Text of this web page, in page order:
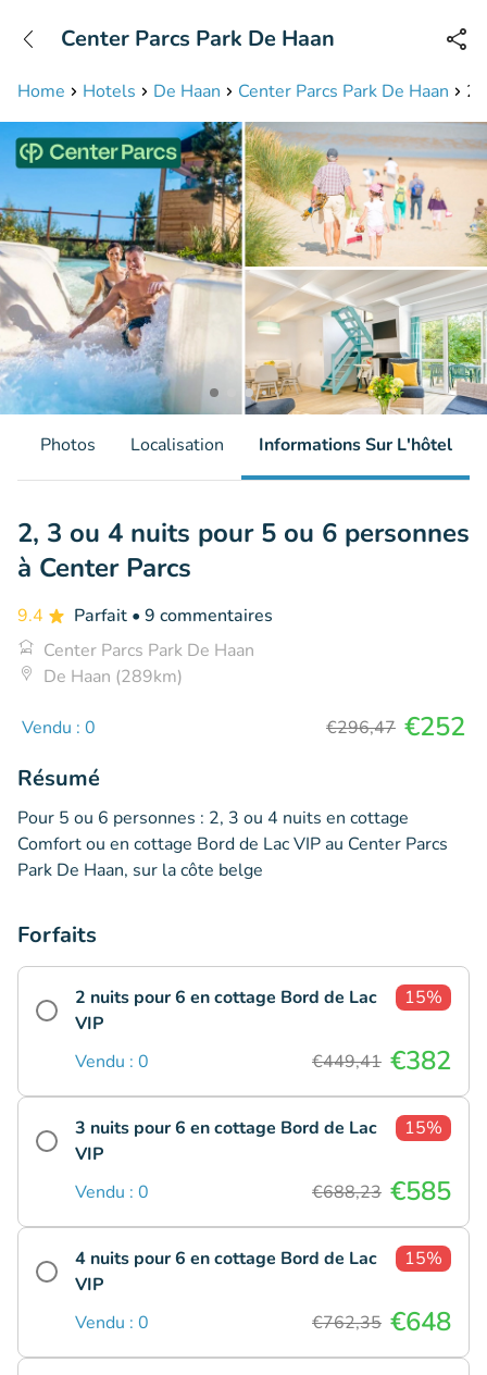
Disponible jusqu'à 23:00 heures
Home Hotels De Haan Center Parcs Park De Haan 2,
Center Parcs Park De Haan
Photos Localisation Informations Sur L'hôtel
2, 3 ou 4 nuits pour 5 ou 6 personnes
à Center Parcs
9.4 Parfait • 9 commentaires
Center Parcs Park De Haan
De Haan (289km)
Vendu : 0 €296,47 €252
Résumé
Pour 5 ou 6 personnes : 2, 3 ou 4 nuits en cottage
Comfort ou en cottage Bord de Lac VIP au Center Parcs
Park De Haan, sur la côte belge
Forfaits
2 nuits pour 6 en cottage Bord de Lac
VIP
15%
Vendu : 0 €449,41 €382
3 nuits pour 6 en cottage Bord de Lac
VIP
15%
Vendu : 0 €688,23 €585
4 nuits pour 6 en cottage Bord de Lac
VIP
15%
Vendu : 0 €762,35 €648